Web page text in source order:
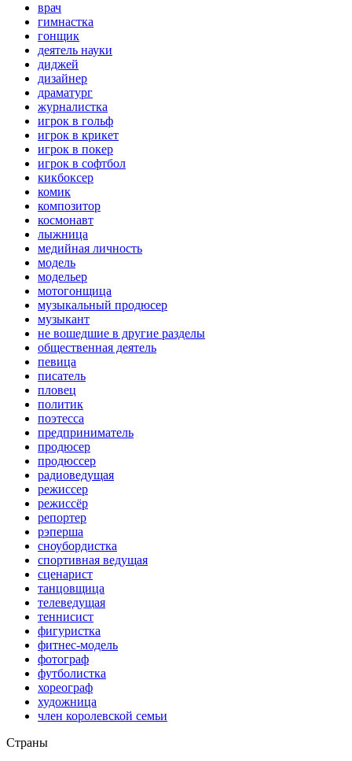
врач
гимнастка
гонщик
деятель науки
диджей
дизайнер
драматург
журналистка
игрок в гольф
игрок в крикет
игрок в покер
игрок в софтбол
кикбоксер
комик
композитор
космонавт
лыжница
медийная личность
модель
модельер
мотогонщица
музыкальный продюсер
музыкант
не вошедшие в другие разделы
общественная деятель
певица
писатель
пловец
политик
поэтесса
предприниматель
продюсер
продюссер
радиоведущая
режиссер
режиссёр
репортер
рэперша
сноубордистка
спортивная ведущая
сценарист
танцовщица
телеведущая
теннисист
фигуристка
фитнес-модель
фотограф
футболистка
хореограф
художница
член королевской семьи
Страны